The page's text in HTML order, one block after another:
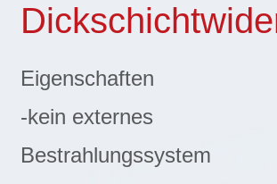
Eigenschaften
-kein externes
Bestrahlungssystem